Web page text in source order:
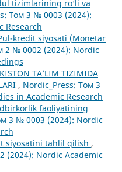
tizimlarining ro‘li va
Том 3 № 0003 (2024):
Research
kredit siyosati (Monetar
2 № 0002 (2024): Nordic
TA’LIM TIZIMIDA
, Nordic_Press: Том 3
in Academic Research
faoliyatining
3 № 0003 (2024): Nordic
siyosatini tahlil qilish ,
(2024): Nordic Academic